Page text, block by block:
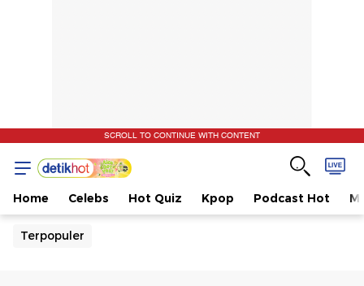
SCROLL TO CONTINUE WITH CONTENT
Home Celebs Hot Quiz Kpop Podcast Hot
Terpopuler